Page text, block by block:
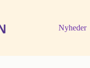
Nyheder